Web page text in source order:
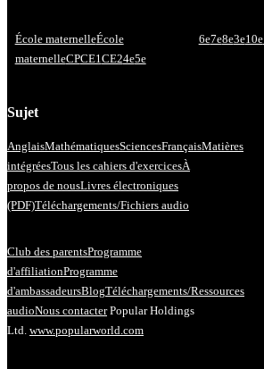
École maternelleÉcole
maternelleCPCE1 CE24e5e
6e7e8e3e10e
Sujet
AnglaisMathématiquesSciencesFrançaisMatières
intégréesTous les cahiers d'exercicesÀ
propos de nousLivres électroniques
(PDF)Téléchargements/Fichiers audio
Club des parentsProgramme
d'affiliationProgramme
d'ambassadeursBlogTéléchargements/Ressources
audioNous contacter Popular Holdings
Ltd. www.popularworld.com